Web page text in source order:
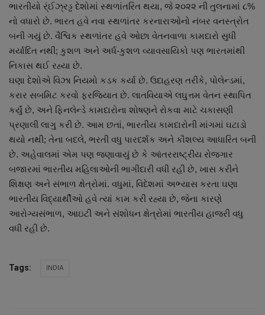
Support US
બજારના સમાચાર
નાણાંકીય સમાચાર
સ્થાનિક સમાચાર
સ્પોર્ટ્સ
રાશિફળ
ગુનાખોરી
બોલિવૂડ
ભારતીયો ર્ંઈઝ્રડ્ઢ દેશોમાં સ્થળાંતરિત થયા, જે ૨૦૨૨ ની તુલનામાં ૮%
નો વધારો છે. ભારત હવે નવા સ્થળાંતર કરનારાઓનો નંબર વનસ્ત્રોત
બની ગયું છે. વૈશ્વિક સ્થળાંતર હવે ઓછા વેતનવાળા કામદારો સુધી
મર્યાદિત નથી; કુશળ અને અર્ધ-કુશળ વ્યાવસાયિકો પણ ભારતમાંથી
નિકાસ થઈ રહ્યા છે.
ઘણા દેશોએ વિઝા નિયમો કડક કર્યા છે. ઉદાહરણ તરીકે, પોલેન્ડમાં,
કરાર સબમિટ કરવો ફરજિયાત છે. લાતવિયાએ લઘુત્તમ વેતન સ્થાપિત
કર્યું છે, અને ફિનલેન્ડે કામદારોના શોષણને રોકવા માટે ચકાસણી
પ્રણાલી લાગુ કરી છે. આમ છતાં, ભારતીય કામદારોની માંગમાં ઘટાડો
થયો નથી; તેના બદલે, ભરતી વધુ પારદર્શક અને કૌશલ્ય આધારિત બની
છે. અહેવાલમાં એમ પણ જણાવાયું છે કે આંતરરાષ્ટ્રીય રોજગાર
બજારમાં ભારતીય મહિલાઓની ભાગીદારી વધી રહી છે, ખાસ કરીને
શિક્ષણ અને સંભાળ ક્ષેત્રોમાં. વધુમાં, વિદેશમાં અભ્યાસ કરતા ઘણા
ભારતીય વિદ્યાર્થીઓ હવે ત્યાં કામ કરી રહ્યા છે, જેના કારણે
આરોગ્યસંભાળ, આઇટી અને સંશોધન ક્ષેત્રોમાં ભારતીય હાજરી વધુ
વધી રહી છે.
Tags: INDIA